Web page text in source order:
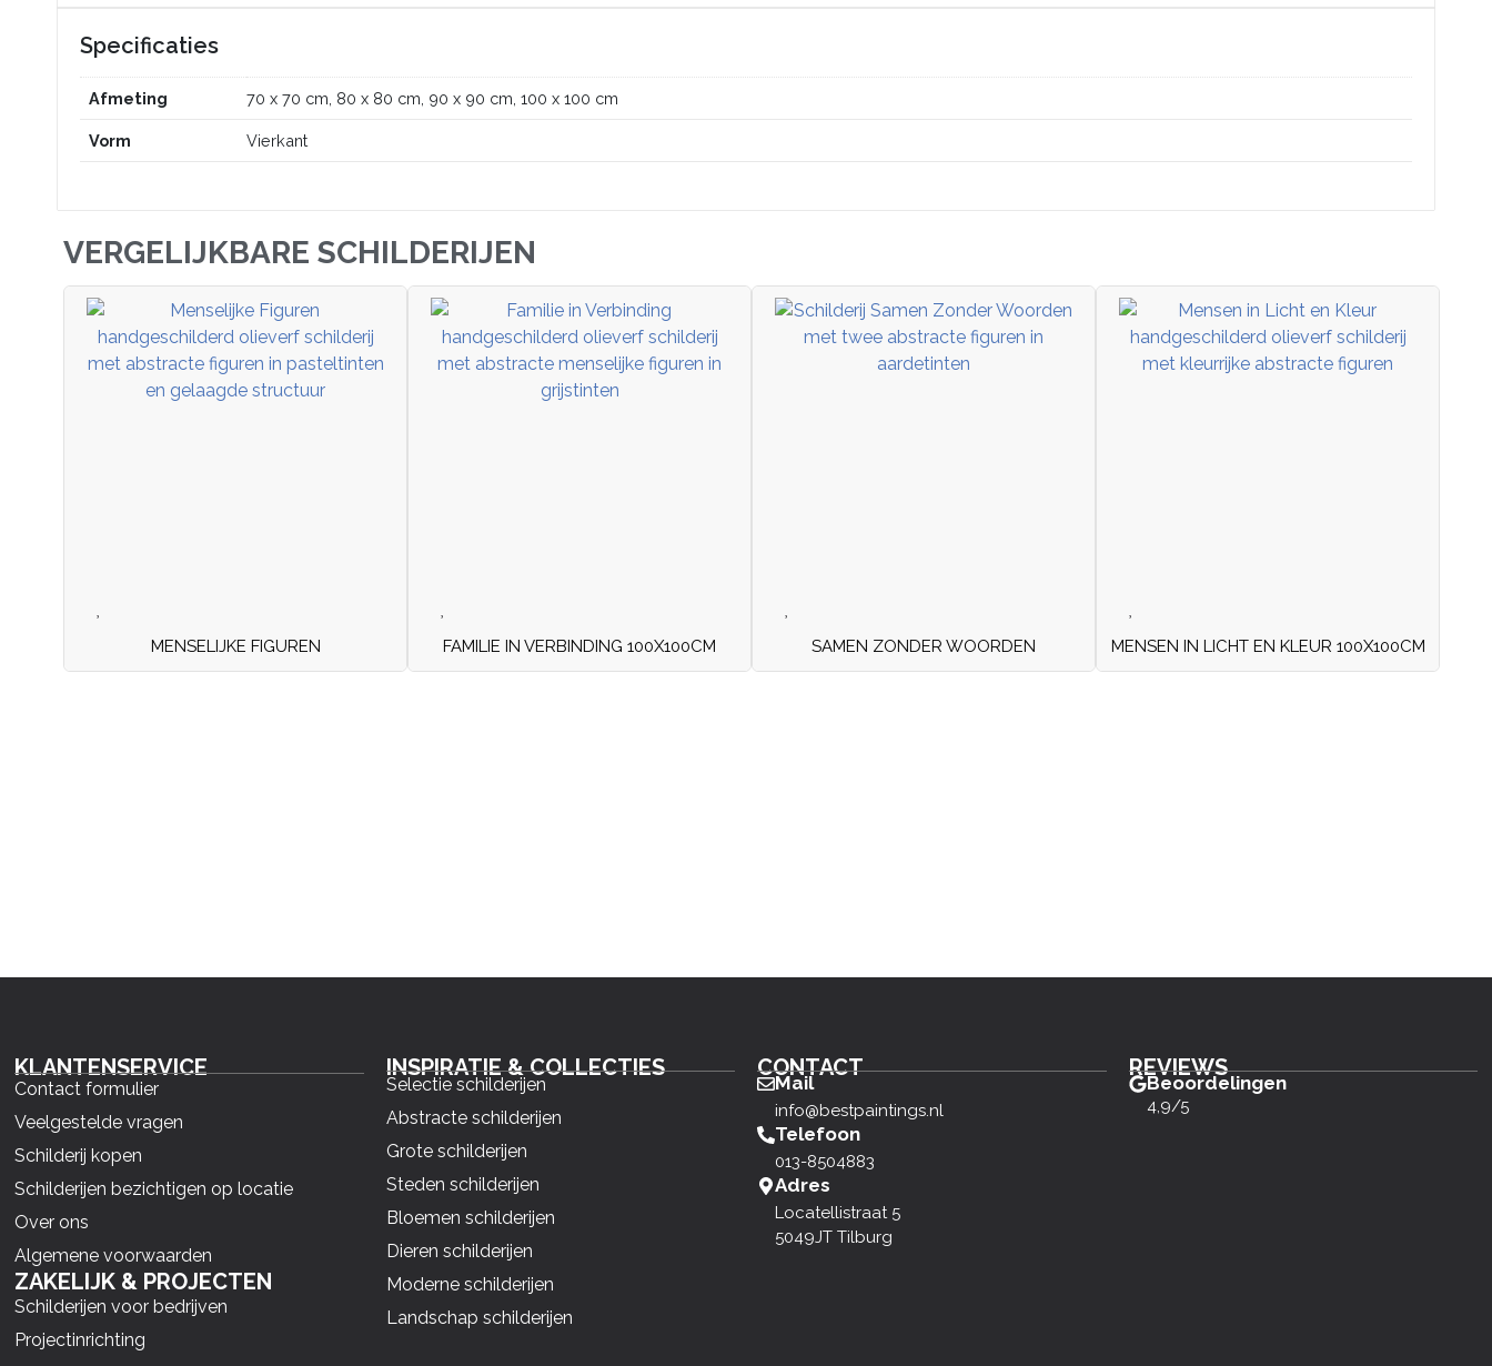
Specificaties
Afmeting 70 x 70 cm, 80 x 80 cm, 90 x 90 cm, 100 x 100 cm
Vorm Vierkant
VERGELIJKBARE SCHILDERIJEN
MENSELIJKE FIGUREN FAMILIE IN VERBINDING 100X100CM SAMEN ZONDER WOORDEN MENSEN IN LICHT EN KLEUR 100X100CM
KLANTENSERVICE
Contact formulier
Veelgestelde vragen
Schilderij kopen
Schilderijen bezichtigen op locatie
Over ons
Algemene voorwaarden
ZAKELIJK & PROJECTEN
Schilderijen voor bedrijven
Projectinrichting
INSPIRATIE & COLLECTIES
Selectie schilderijen
Abstracte schilderijen
Grote schilderijen
Steden schilderijen
Bloemen schilderijen
Dieren schilderijen
Moderne schilderijen
Landschap schilderijen
CONTACT
Mail
info@bestpaintings.nl
Telefoon
013-8504883
Adres
Locatellistraat 5
5049JT Tilburg
REVIEWS
Beoordelingen
4,9/5